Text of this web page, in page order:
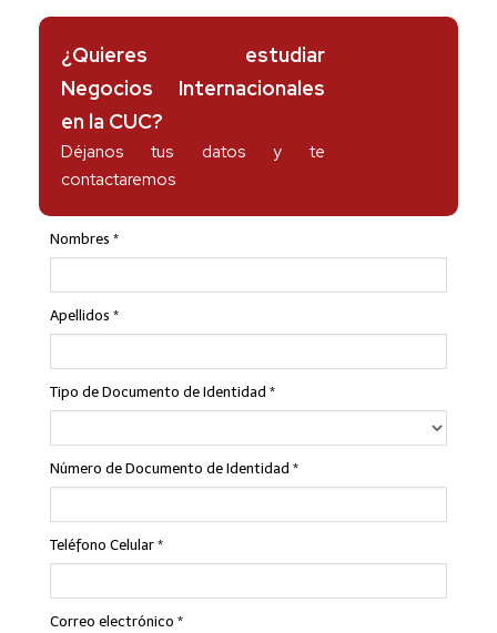
¿Quieres estudiar
Negocios Internacionales
en la CUC?
Déjanos tus datos y te
contactaremos